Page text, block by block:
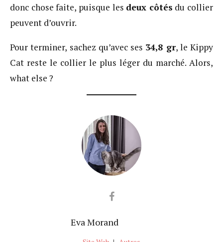
donc chose faite, puisque les deux côtés du collier
peuvent d’ouvrir.
Pour terminer, sachez qu’avec ses 34,8 gr, le Kippy
Cat reste le collier le plus léger du marché. Alors,
what else ?
Eva Morand